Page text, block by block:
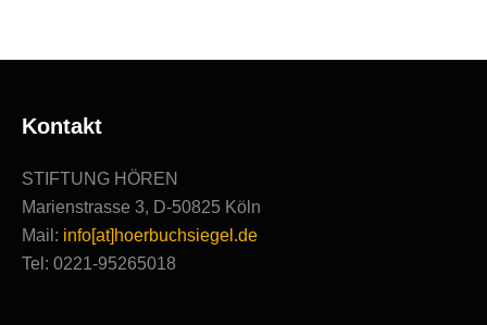
Kontakt
STIFTUNG HÖREN
Marienstrasse 3, D-50825 Köln
Mail: info[at]hoerbuchsiegel.de
Tel: 0221-95265018